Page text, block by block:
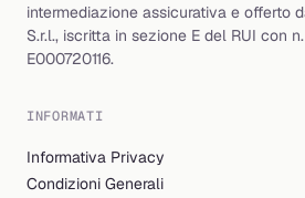
intermediazione assicurativa e offerto
S.r.l., iscritta in sezione E del RUI con n.
E000720116.
INFORMATI
Informativa Privacy
Condizioni Generali